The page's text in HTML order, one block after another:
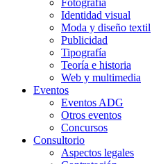
Fotografía
Identidad visual
Moda y diseño textil
Publicidad
Tipografía
Teoría e historia
Web y multimedia
Eventos
Eventos ADG
Otros eventos
Concursos
Consultorio
Aspectos legales